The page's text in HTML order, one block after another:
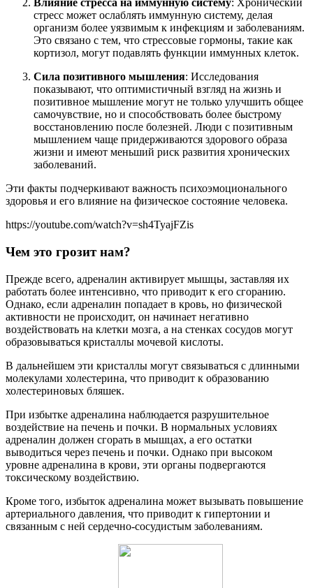
Влияние стресса на иммунную систему: Хронический
стресс может ослаблять иммунную систему, делая
организм более уязвимым к инфекциям и заболеваниям.
Это связано с тем, что стрессовые гормоны, такие как
кортизол, могут подавлять функции иммунных клеток.
Сила позитивного мышления: Исследования
показывают, что оптимистичный взгляд на жизнь и
позитивное мышление могут не только улучшить общее
самочувствие, но и способствовать более быстрому
восстановлению после болезней. Люди с позитивным
мышлением чаще придерживаются здорового образа
жизни и имеют меньший риск развития хронических
заболеваний.
Эти факты подчеркивают важность психоэмоционального
здоровья и его влияние на физическое состояние человека.
https://youtube.com/watch?v=sh4TyajFZis
Чем это грозит нам?
Прежде всего, адреналин активирует мышцы, заставляя их
работать более интенсивно, что приводит к его сгоранию.
Однако, если адреналин попадает в кровь, но физической
активности не происходит, он начинает негативно
воздействовать на клетки мозга, а на стенках сосудов могут
образовываться кристаллы мочевой кислоты.
В дальнейшем эти кристаллы могут связываться с длинными
молекулами холестерина, что приводит к образованию
холестериновых бляшек.
При избытке адреналина наблюдается разрушительное
воздействие на печень и почки. В нормальных условиях
адреналин должен сгорать в мышцах, а его остатки
выводиться через печень и почки. Однако при высоком
уровне адреналина в крови, эти органы подвергаются
токсическому воздействию.
Кроме того, избыток адреналина может вызывать повышение
артериального давления, что приводит к гипертонии и
связанным с ней сердечно-сосудистым заболеваниям.